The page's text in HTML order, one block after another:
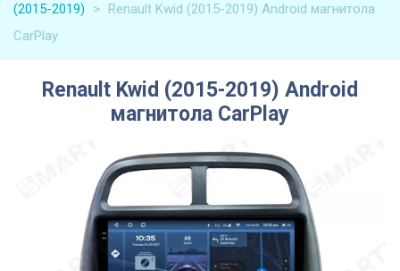
(2015-2019)
> Renault Kwid (2015-2019) Android магнитола
CarPlay
Renault Kwid (2015-2019) Android
магнитола CarPlay